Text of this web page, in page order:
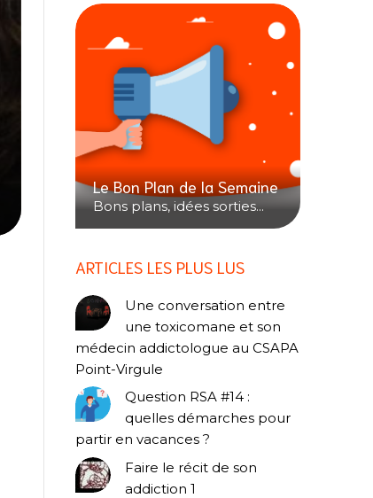
Le Bon Plan de la Semaine
Bons plans, idées sorties...
ARTICLES LES PLUS LUS
Une conversation entre
une toxicomane et son
médecin addictologue au CSAPA
Point-Virgule
Question RSA #14 :
quelles démarches pour
partir en vacances ?
Faire le récit de son
addiction 1